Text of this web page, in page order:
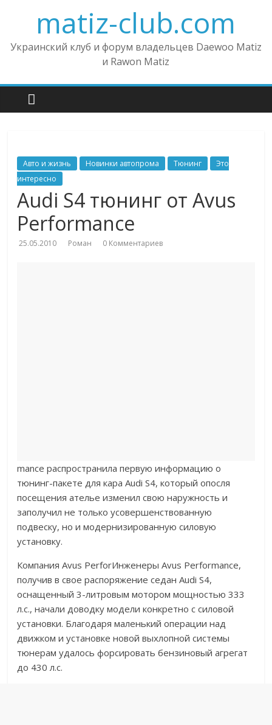
matiz-club.com
Украинский клуб и форум владельцев Daewoo Matiz
и Rawon Matiz
Авто и жизнь Новинки автопрома Тюнинг
Это
интересно
Audi S4 тюнинг от Avus
Performance
25.05.2010 Роман 0 Комментариев
mance распространила первую информацию о
тюнинг-пакете для кара Audi S4, который опосля
посещения ателье изменил свою наружность и
заполучил не только усовершенствованную
подвеску, но и модернизированную силовую
установку.
Компания Avus PerforИнженеры Avus Performance,
получив в свое распоряжение седан Audi S4,
оснащенный 3-литровым мотором мощностью 333
л.с., начали доводку модели конкретно с силовой
установки. Благодаря маленький операции над
движком и установке новой выхлопной системы
тюнерам удалось форсировать бензиновый агрегат
до 430 л.с.